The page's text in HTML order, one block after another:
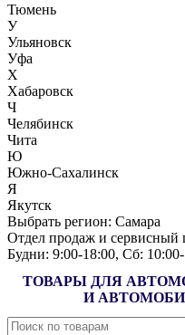
Тюмень
У
Ульяновск
Уфа
Х
Хабаровск
Ч
Челябинск
Чита
Ю
Южно-Сахалинск
Я
Якутск
Выбрать регион: Самара
Отдел продаж и сервисный
Будни: 9:00‑18:00, Сб:
ТОВАРЫ ДЛЯ
И